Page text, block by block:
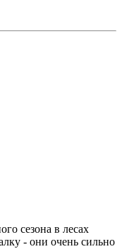
сезона в лесах
- они очень сильно